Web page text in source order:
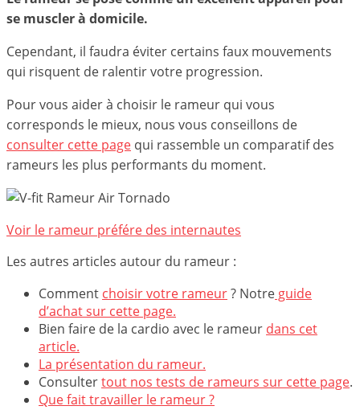
se muscler à domicile.
Cependant, il faudra éviter certains faux mouvements
qui risquent de ralentir votre progression.
Pour vous aider à choisir le rameur qui vous
corresponds le mieux, nous vous conseillons de
consulter cette page qui rassemble un comparatif des
rameurs les plus performants du moment.
Voir le rameur préfére des internautes
Les autres articles autour du rameur :
Comment choisir votre rameur? Notreguide
d’achat sur cette page.
Bien faire de la cardio avec le rameur dans cet
article.
La présentation du rameur.
Consultertout nos tests de rameurs sur cette page.
Que fait travailler le rameur ?